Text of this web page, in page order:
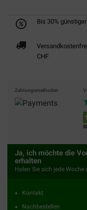
Bis 30% günstiger
CHF
Zahlungsmethoden
Ja, ich möchte die
erhalten
Holen Sie sich jede Woche
Kontakt
Nachbestellen